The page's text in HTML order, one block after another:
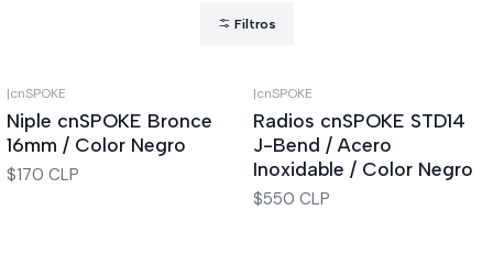
Filtros
|cnSPOKE
Niple cnSPOKE Bronce
16mm / Color Negro
$170 CLP
|cnSPOKE
Radios cnSPOKE STD14
J-Bend / Acero
Inoxidable / Color Negro
$550 CLP